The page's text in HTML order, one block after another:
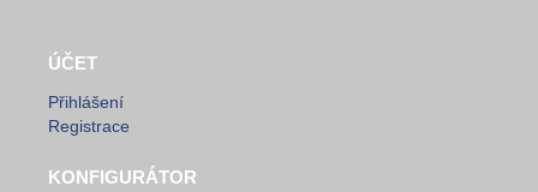
ÚČET
Přihlášení
Registrace
KONFIGURÁTOR